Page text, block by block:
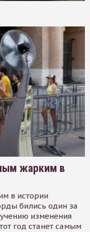
жарким в
в истории
бились один за
изменения
год станет самым